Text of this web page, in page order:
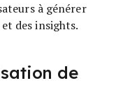
à générer
des insights.
de